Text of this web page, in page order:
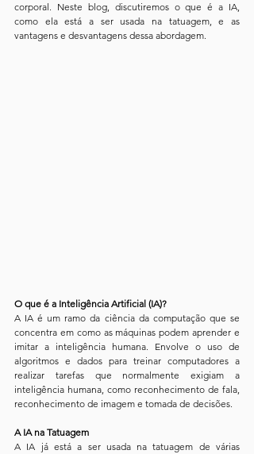
corporal. Neste blog, discutiremos o que é a IA,
como ela está a ser usada na tatuagem, e as
vantagens e desvantagens dessa abordagem.
O que é a Inteligência Artificial (IA)?
A IA é um ramo da ciência da computação que se
concentra em como as máquinas podem aprender e
imitar a inteligência humana. Envolve o uso de
algoritmos e dados para treinar computadores a
realizar tarefas que normalmente exigiam a
inteligência humana, como reconhecimento de fala,
reconhecimento de imagem e tomada de decisões.
A IA na Tatuagem
A IA já está a ser usada na tatuagem de várias